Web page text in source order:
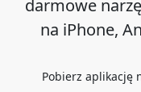
darmowe
na iPhone,
Pobierz aplikację